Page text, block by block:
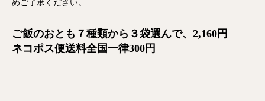
めご了承ください。
ご飯のおとも７種類から３袋選んで、2,160円
ネコポス便送料全国一律300円